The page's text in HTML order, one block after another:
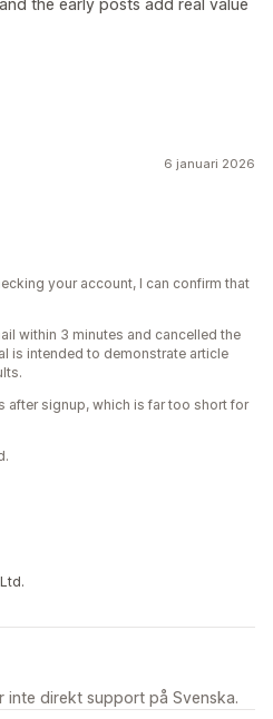
the early posts add real value
6 januari 2026
your account, I can confirm that
within 3 minutes and cancelled the
is intended to demonstrate article
after signup, which is far too short for
inte direkt support på Svenska.